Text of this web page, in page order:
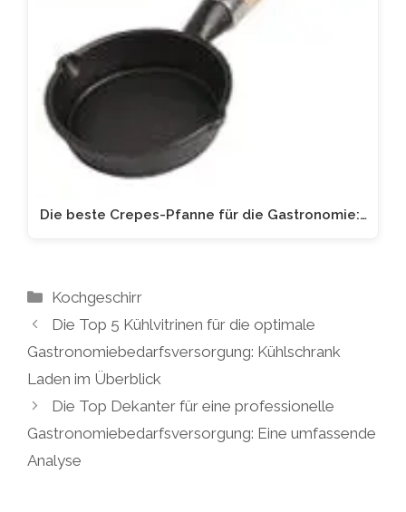
Die beste Crepes-Pfanne für die Gastronomie:…
Kategorien
Kochgeschirr
Die Top 5 Kühlvitrinen für die optimale
Gastronomiebedarfsversorgung: Kühlschrank
Laden im Überblick
Die Top Dekanter für eine professionelle
Gastronomiebedarfsversorgung: Eine umfassende
Analyse